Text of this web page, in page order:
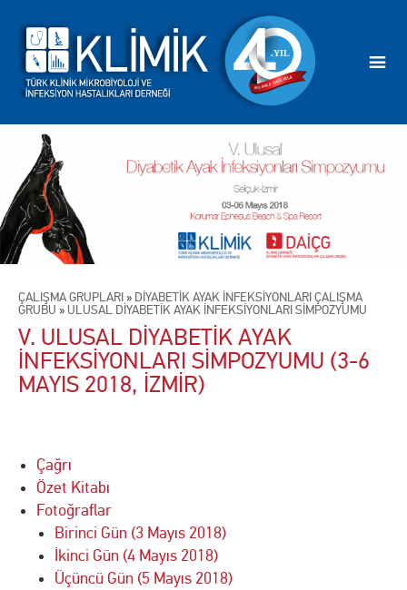
ÇALIŞMA GRUPLARI » DİYABETİK AYAK İNFEKSİYONLARI ÇALIŞMA
GRUBU » ULUSAL DİYABETİK AYAK İNFEKSİYONLARI SİMPOZYUMU
V. ULUSAL DİYABETİK AYAK
İNFEKSİYONLARI SİMPOZYUMU (3-6
MAYIS 2018, İZMİR)
Çağrı
Özet Kitabı
Fotoğraflar
Birinci Gün (3 Mayıs 2018)
İkinci Gün (4 Mayıs 2018)
Üçüncü Gün (5 Mayıs 2018)